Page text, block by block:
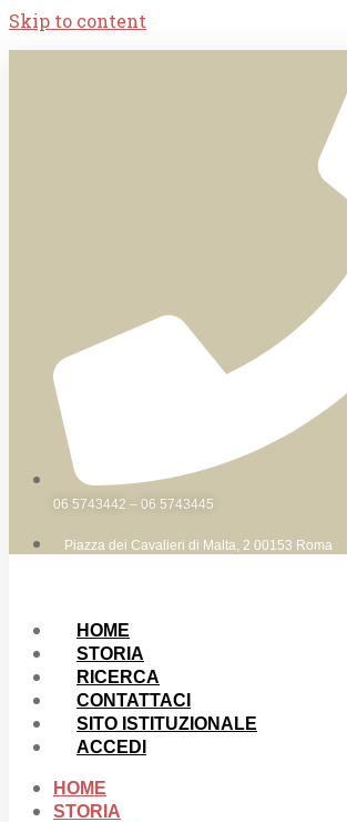
Skip to content
06 5743442 – 06 5743445
Piazza dei Cavalieri di Malta, 2 00153 Roma
HOME
STORIA
RICERCA
CONTATTACI
SITO ISTITUZIONALE
ACCEDI
HOME
STORIA